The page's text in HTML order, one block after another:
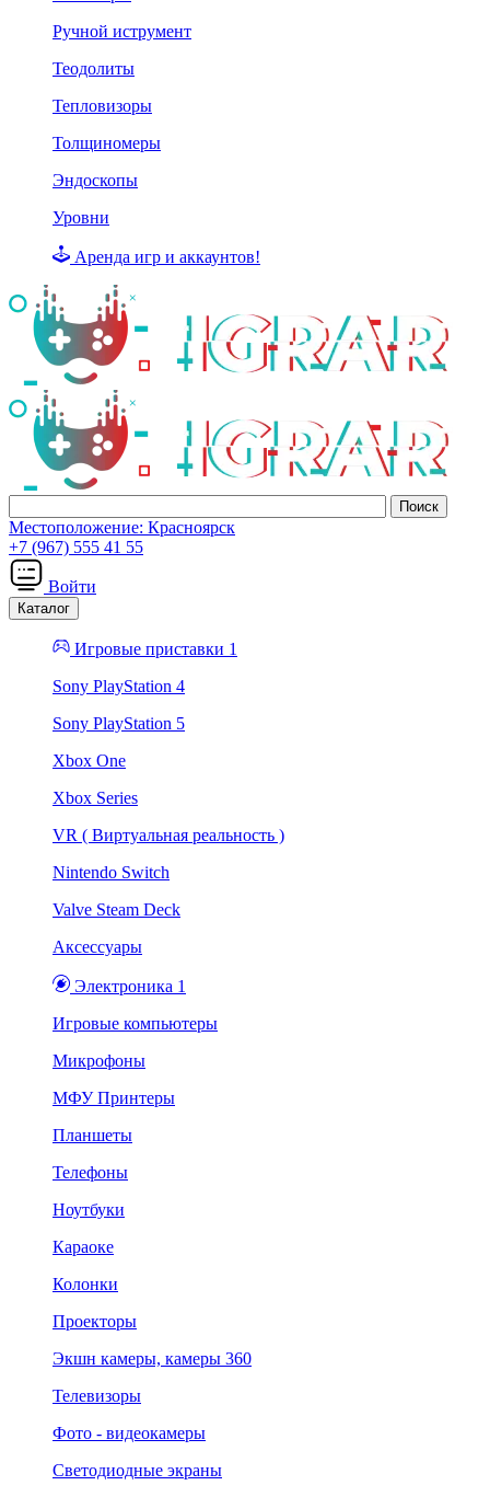
Ручной иструмент
Теодолиты
Тепловизоры
Толщиномеры
Эндоскопы
Уровни
Аренда игр и аккаунтов!
Местоположение: Красноярск
+7 (967) 555 41 55
Войти
Каталог
Игровые приставки 1
Sony PlayStation 4
Sony PlayStation 5
Xbox One
Xbox Series
VR ( Виртуальная реальность )
Nintendo Switch
Valve Steam Deck
Аксессуары
Электроника 1
Игровые компьютеры
Микрофоны
МФУ Принтеры
Планшеты
Телефоны
Ноутбуки
Караоке
Колонки
Проекторы
Экшн камеры, камеры 360
Телевизоры
Фото - видеокамеры
Светодиодные экраны